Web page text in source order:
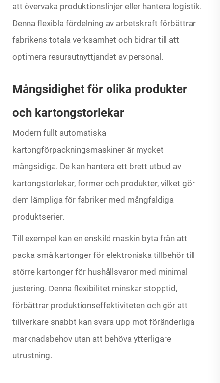
att övervaka produktionslinjer eller hantera logistik.
Denna flexibla fördelning av arbetskraft förbättrar
fabrikens totala verksamhet och bidrar till att
optimera resursutnyttjandet av personal.
Mångsidighet för olika produkter
och kartongstorlekar
Modern fullt automatiska
kartongförpackningsmaskiner är mycket
mångsidiga. De kan hantera ett brett utbud av
kartongstorlekar, former och produkter, vilket gör
dem lämpliga för fabriker med mångfaldiga
produktserier.
Till exempel kan en enskild maskin byta från att
packa små kartonger för elektroniska tillbehör till
större kartonger för hushållsvaror med minimal
justering. Denna flexibilitet minskar stopptid,
förbättrar produktionseffektiviteten och gör att
tillverkare snabbt kan svara upp mot föränderliga
marknadsbehov utan att behöva ytterligare
utrustning.